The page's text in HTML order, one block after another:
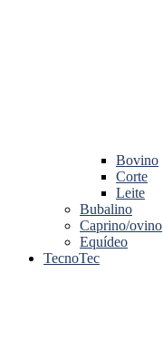
Bovino
Corte
Leite
Bubalino
Caprino/ovino
Equídeo
TecnoTec